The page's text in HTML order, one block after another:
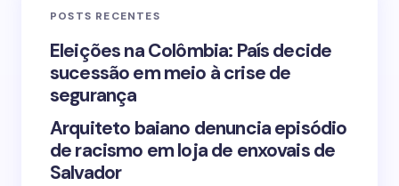
Your Comment *
Save my name and email in this browser for the
POSTS RECENTES
Eleições na Colômbia: País decide
sucessão em meio à crise de
segurança
Arquiteto baiano denuncia episódio
de racismo em loja de enxovais de
Salvador